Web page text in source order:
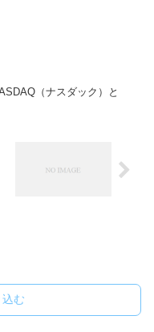
（ナスダック）と
む